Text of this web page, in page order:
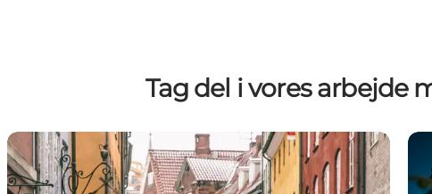
Tag del i vores arbejde
Helårsturisme